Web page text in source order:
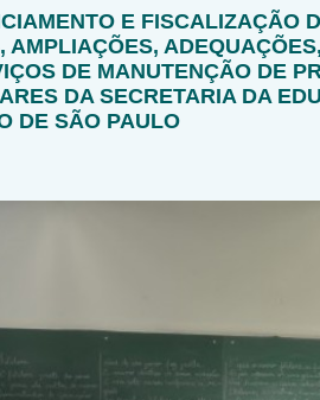
E FISCALIZAÇÃO
AMPLIAÇÕES,
DE MANUTENÇÃO DE
DA SECRETARIA DA
DE SÃO PAULO